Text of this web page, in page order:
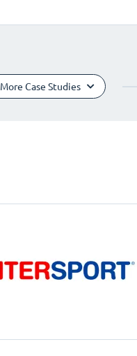
More Case Studies